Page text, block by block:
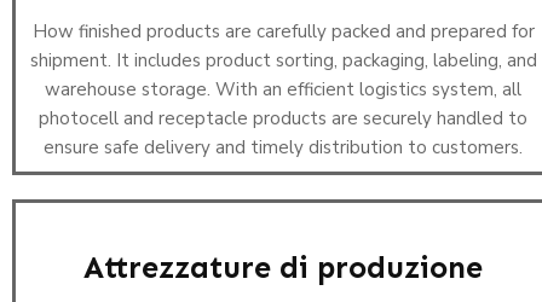
How finished products are carefully packed and prepared for
shipment. It includes product sorting, packaging, labeling, and
warehouse storage. With an efficient logistics system, all
photocell and receptacle products are securely handled to
ensure safe delivery and timely distribution to customers.
Attrezzature di produzione